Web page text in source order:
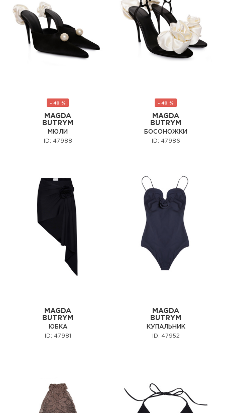
- 40 %
MAGDA
BUTRYM
МЮЛИ
ID: 47988
- 40 %
MAGDA
BUTRYM
БОСОНОЖКИ
ID: 47986
MAGDA
BUTRYM
ЮБКА
ID: 47981
MAGDA
BUTRYM
КУПАЛЬНИК
ID: 47952